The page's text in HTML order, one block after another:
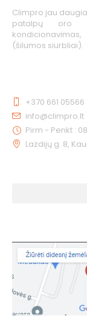
Climpro jau
patalpų oro
(šilumos siurbliai).
+370 661 05566
info@climpro.lt
Pirm - Penkt :
Lazdijų g. 8,